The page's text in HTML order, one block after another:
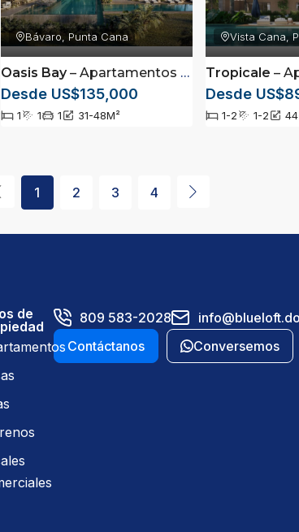
Bávaro, Punta Cana
Oasis Bay– Apartamentos completamente amueblados en Cana Bay, Punta Cana
Desde US$135,000
1 1 1 31-48M²
Vista Cana,
Tropicale –
Desde
1-2 1-2
1 2 3 4
de
809 583-2028
info@blueloft.do
Contáctanos
Conversemos